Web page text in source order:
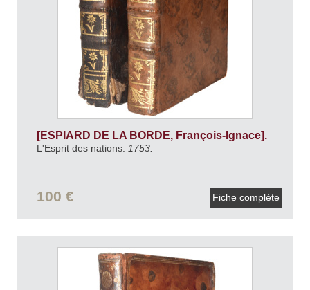
[ESPIARD DE LA BORDE, François-Ignace].
L'Esprit des nations. 1753.
100 € Fiche complète